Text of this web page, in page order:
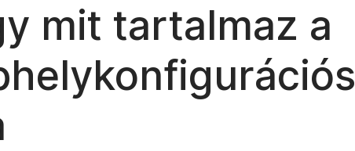
mit tartalmaz a